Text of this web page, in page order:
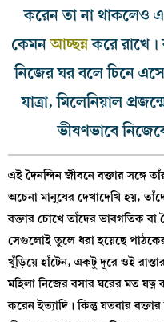
করেন তা না থাকলেও
কেমনআচ্ছন্নকরে রাখে।
নিজের ঘর বলে চিনে
যাত্রা, মিলেনিয়াল
ভীষণভাবে
এই দৈনন্দিন জীবনে বক্তার সঙ্গে
অচেনা মানুষের দেখাদেখি হয়,
বক্তার চোখে তাঁদের ভাবগতিক বা
সেগুলোই তুলে ধরা হয়েছে
খুঁড়িয়ে হাঁটেন, একটু দূরে ওই
মহিলা নিজের বসার ঘরের মত যত্ন
করেন ইত্যাদি। কিন্তু যতবার